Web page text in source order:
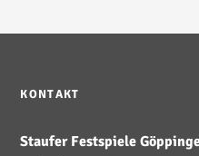
KONTAKT
Staufer Festspiele